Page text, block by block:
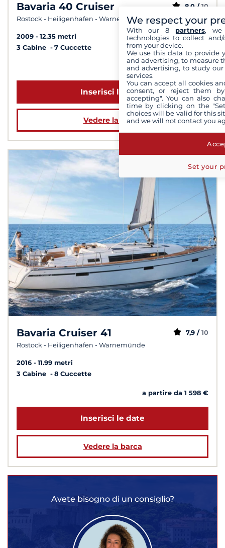
Bavaria 40 Cruiser
Rostock - Heiligenhafen - Warnemünde
8,0 / 10
2009
12.35 metri
3 Cabine
7 Cuccette
a partire da 1 348 €
Inserisci le date
Vedere la barca
Bavaria Cruiser 41
Rostock - Heiligenhafen - Warnemünde
7,9 / 10
2016
11.99 metri
3 Cabine
8 Cuccette
a partire da 1 598 €
Inserisci le date
Vedere la barca
Avete bisogno di un consiglio?
We respect your
With our 8 partners, we
technologies to collect
from your device.
We use this data to provide
and advertising, to measure
and advertising, to study
services.
You can accept all cookies
consent, or reject them
accepting". You can also
time by clicking on the
choices will be valid for this
and we will not contact you
Set your